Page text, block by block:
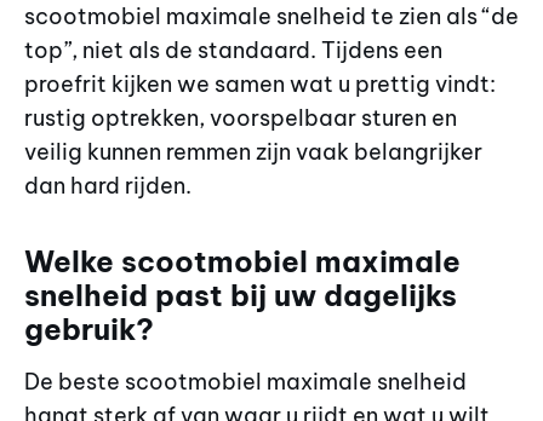
scootmobiel maximale snelheid te zien als “de
top”, niet als de standaard. Tijdens een
proefrit kijken we samen wat u prettig vindt:
rustig optrekken, voorspelbaar sturen en
veilig kunnen remmen zijn vaak belangrijker
dan hard rijden.
Welke scootmobiel maximale
snelheid past bij uw dagelijks
gebruik?
De beste scootmobiel maximale snelheid